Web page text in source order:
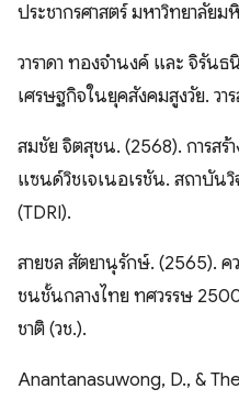
ประชากรศาสตร์ มหาวิทยาลัยม
วาราดา ทองจำนงค์ และ จิรัน
เศรษฐกิจในยุคสังคมสูงวัย. วา
สมชัย จิตสุชน. (2568). การสร้
แซนด์วิชเจเนอเรชัน. สถาบัน
(TDRI).
สายชล สัตยานุรักษ์. (2565).
ชนชั้นกลางไทย ทศวรรษ
ชาติ (วช.).
Anantanasuwong, D., &